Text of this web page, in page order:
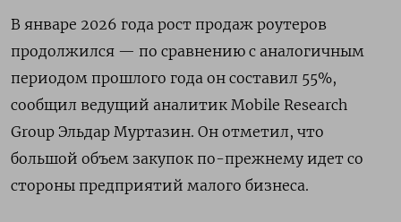
В январе 2026 года рост продаж роутеров
продолжился — по сравнению с аналогичным
периодом прошлого года он составил 55%,
сообщил ведущий аналитик Mobile Research
Group Эльдар Муртазин. Он отметил, что
большой объем закупок по-прежнему идет со
стороны предприятий малого бизнеса.